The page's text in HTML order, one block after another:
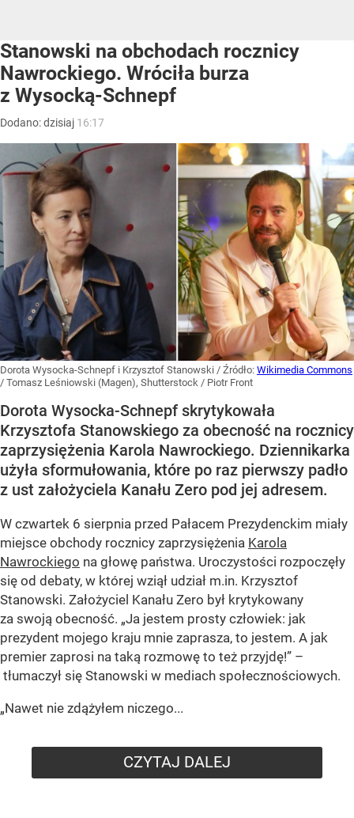
Stanowski na obchodach rocznicy
Nawrockiego. Wróciła burza
z Wysocką-Schnepf
Dodano:dzisiaj 16:17
Dorota Wysocka-Schnepf i Krzysztof Stanowski / Źródło: Wikimedia Commons
/ Tomasz Leśniowski (Magen), Shutterstock / Piotr Front
Dorota Wysocka-Schnepf skrytykowała
Krzysztofa Stanowskiego za obecność na rocznicy
zaprzysiężenia Karola Nawrockiego. Dziennikarka
użyła sformułowania, które po raz pierwszy padło
z ust założyciela Kanału Zero pod jej adresem.
W czwartek 6 sierpnia przed Pałacem Prezydenckim miały
miejsce obchody rocznicy zaprzysiężenia Karola
Nawrockiego na głowę państwa. Uroczystości rozpoczęły
się od debaty, w której wziął udział m.in. Krzysztof
Stanowski. Założyciel Kanału Zero był krytykowany
za swoją obecność. „Ja jestem prosty człowiek: jak
prezydent mojego kraju mnie zaprasza, to jestem. A jak
premier zaprosi na taką rozmowę to też przyjdę!” –
tłumaczył się Stanowski w mediach społecznościowych.
„Nawet nie zdążyłem niczego...
CZYTAJ DALEJ